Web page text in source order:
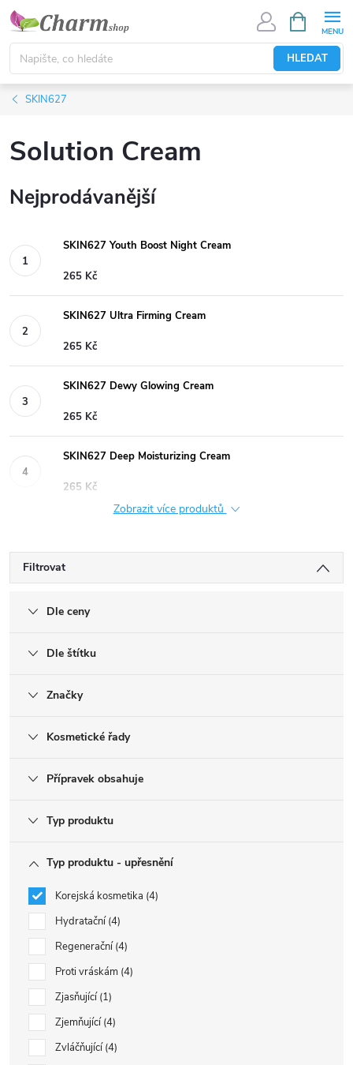
Přejít
obsah
HLEDAT
NÁKUPNÍ
KOŠÍK
SKIN627
Solution Cream
Nejprodávanější
SKIN627 Youth Boost Night Cream
265 Kč
SKIN627 Ultra Firming Cream
265 Kč
SKIN627 Dewy Glowing Cream
265 Kč
SKIN627 Deep Moisturizing Cream
265 Kč
Zobrazit více produktů
Filtrovat
Dle ceny
Dle štítku
Značky
Kosmetické řady
Přípravek obsahuje
Typ produktu
Typ produktu - upřesnění
Korejská kosmetika 4
Hydratační 4
Regenerační 4
Proti vráskám 4
Zjasňující 1
Zjemňující 4
Zvláčňující 4